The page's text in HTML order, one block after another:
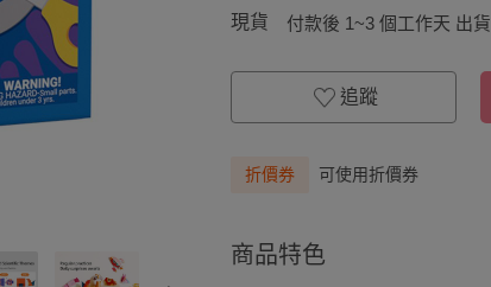
現貨 付款後 1~3 個工作天 出貨
追蹤
折價券 可使用折價券
商品特色